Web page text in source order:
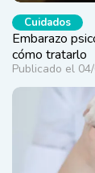
Cuidados
Embarazo
cómo tratarlo
Publicado el